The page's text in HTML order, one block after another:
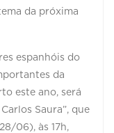
da próxima
espanhóis do
da
este ano, será
Saura”, que
06), às 17h,